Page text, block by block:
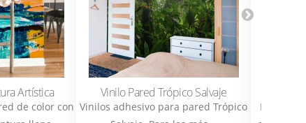
Artística
de color con
Vinilo Pared Trópico Salvaje
Vinilos adhesivo para pared Trópico
Nuevo